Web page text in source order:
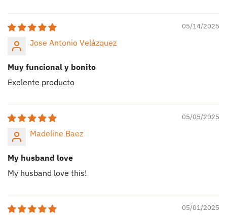
05/14/2025
Jose Antonio Velázquez
Muy funcional y bonito
Exelente producto
05/05/2025
Madeline Baez
My husband love
My husband love this!
05/01/2025